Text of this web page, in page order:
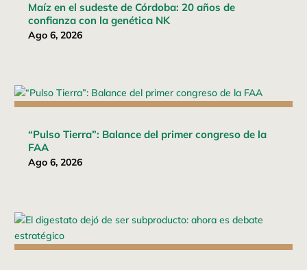
Maíz en el sudeste de Córdoba: 20 años de
confianza con la genética NK
Ago 6, 2026
“Pulso Tierra”: Balance del primer congreso de la
FAA
Ago 6, 2026